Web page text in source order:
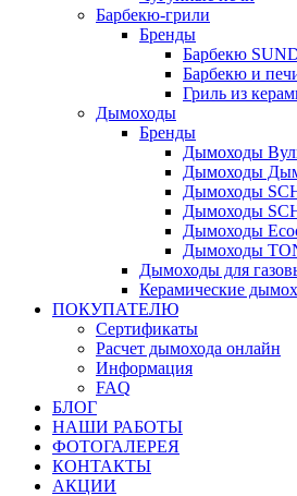
Барбекю-грили
Бренды
Барбекю
Барбекю и
Гриль из
Дымоходы
Бренды
Дымоходы
Дымоходы
Дымоходы
Дымоходы
Дымоходы
Дымоходы
Дымоходы для
Керамические
ПОКУПАТЕЛЮ
Сертификаты
Расчет дымохода онлайн
Информация
FAQ
БЛОГ
НАШИ РАБОТЫ
ФОТОГАЛЕРЕЯ
КОНТАКТЫ
АКЦИИ